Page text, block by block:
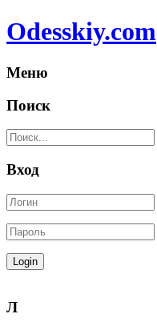
Odesskiy.com
Меню
Поиск
Вход
Л